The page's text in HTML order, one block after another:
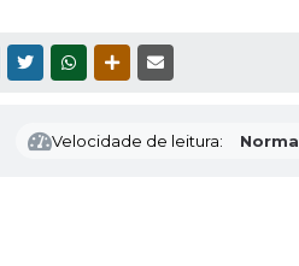
MESSENGER
TWITTERWHATSAPPOUTRAS MÍDIAS
Velocidade de leitura: